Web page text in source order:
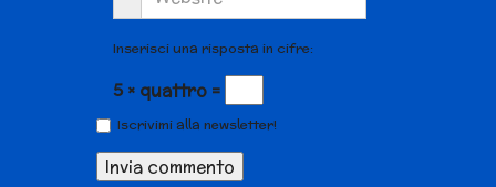
Inserisci una risposta in cifre:
5 × quattro =
Iscrivimi alla newsletter!